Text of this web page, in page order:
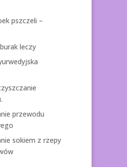
pszczeli –
leczy
przewodu
sokiem z rzepy